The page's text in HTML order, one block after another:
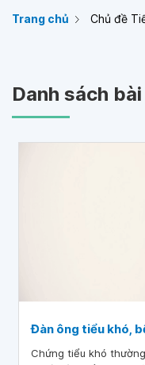
Trang chủ Chủ đề
Danh sách
Đàn ông tiểu khó,
Chứng tiểu khó